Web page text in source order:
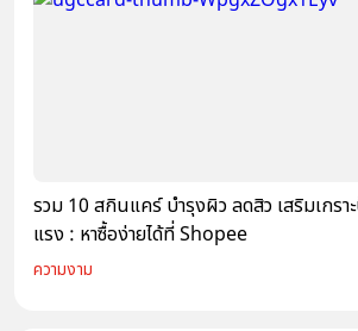
รวม 10 สกินแคร์ บำรุงผิว ลดสิว เสริมเกร
แรง : หาซื้อง่ายได้ที่ Shopee
ความงาม